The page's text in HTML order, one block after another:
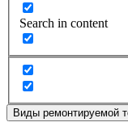
Search in content
Виды ремонтируемой